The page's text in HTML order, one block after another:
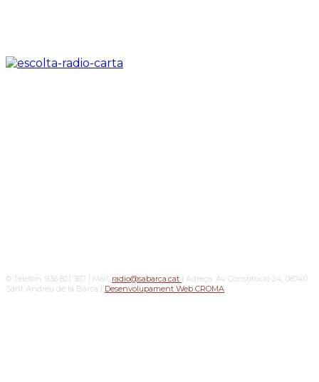
© Telèfon: 936 821 367 | Mail: radio@sabarca.cat | Adreça: Av Constitució 24, 08740
Sant Andreu de la Barca | Desenvolupament Web CROMA